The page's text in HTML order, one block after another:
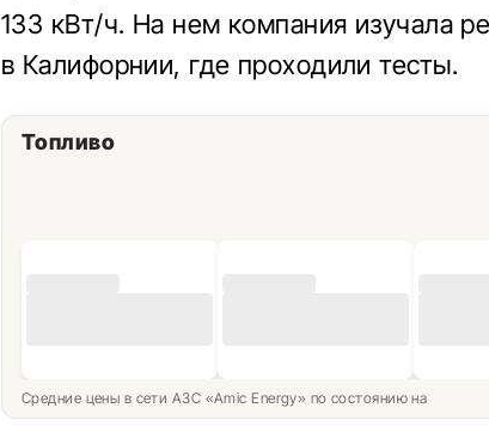
133 кВт/ч. На нем компания изучала
в Калифорнии, где проходили тесты.
Топливо
Средние цены в сети АЗС «Amic Energy» по состоянию на